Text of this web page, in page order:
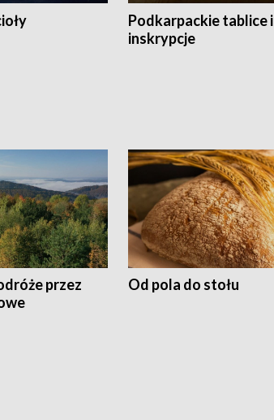
Podkarpackie tablice i
inskrypcje
przez
Od pola do stołu